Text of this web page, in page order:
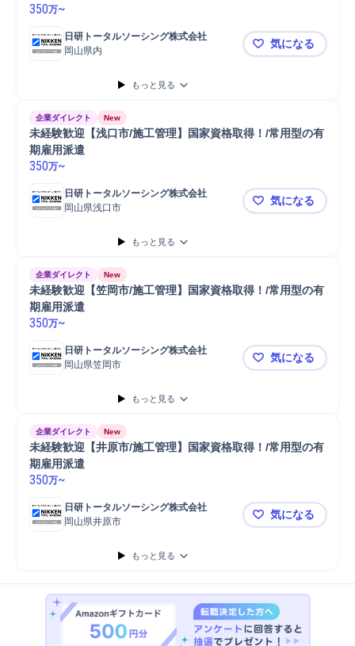
350万~
日研トータルソーシング株式会社
岡山県内
未経験歓迎
気になる
もっと見る
企業ダイレクト New
未経験歓迎【浅口市/施工管理】国家資格取得！/常用型の有
期雇用派遣
350万~
日研トータルソーシング株式会社
岡山県浅口市
未経験歓迎
気になる
もっと見る
企業ダイレクト New
未経験歓迎【笠岡市/施工管理】国家資格取得！/常用型の有
期雇用派遣
350万~
日研トータルソーシング株式会社
岡山県笠岡市
未経験歓迎
気になる
もっと見る
企業ダイレクト New
未経験歓迎【井原市/施工管理】国家資格取得！/常用型の有
期雇用派遣
350万~
日研トータルソーシング株式会社
岡山県井原市
未経験歓迎
気になる
もっと見る